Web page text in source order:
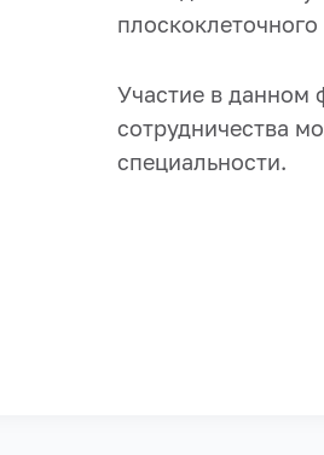
Участие в данном
сотрудничества
специальности.